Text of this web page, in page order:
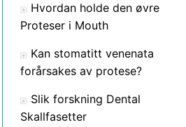
Hvordan holde den øvre
Proteser i Mouth
Kan stomatitt venenata
forårsakes av protese?
Slik forskning Dental
Skallfasetter